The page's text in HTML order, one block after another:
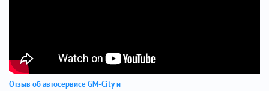
Отзыв об автосервисе GM-City и